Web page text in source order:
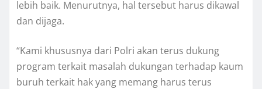
lebih baik. Menurutnya, hal tersebut harus dikawal
dan dijaga.
“Kami khususnya dari Polri akan terus dukung
program terkait masalah dukungan terhadap kaum
buruh terkait hak yang memang harus terus